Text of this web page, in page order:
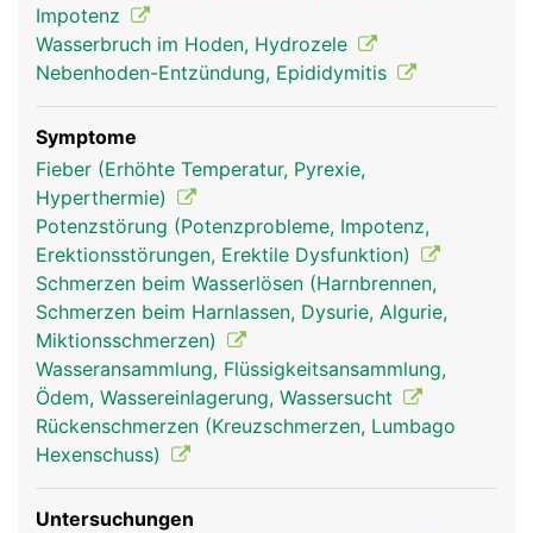
Impotenz
Wasserbruch im Hoden, Hydrozele
Nebenhoden-Entzündung, Epididymitis
Symptome
Fieber (Erhöhte Temperatur, Pyrexie,
Hyperthermie)
Potenzstörung (Potenzprobleme, Impotenz,
Erektionsstörungen, Erektile Dysfunktion)
Schmerzen beim Wasserlösen (Harnbrennen,
Schmerzen beim Harnlassen, Dysurie, Algurie,
Miktionsschmerzen)
Wasseransammlung, Flüssigkeitsansammlung,
Ödem, Wassereinlagerung, Wassersucht
Rückenschmerzen (Kreuzschmerzen, Lumbago
Hexenschuss)
Untersuchungen